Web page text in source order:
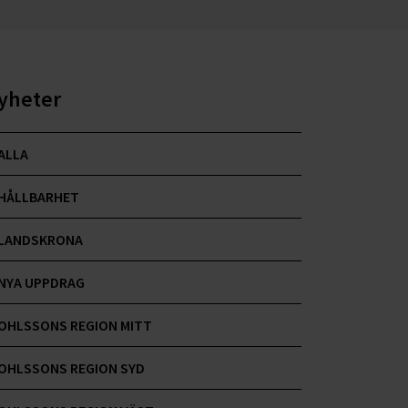
UPPDRAG
REGION MITT
REGION SYD